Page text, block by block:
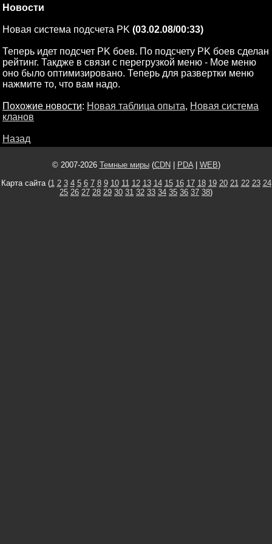
Новости
Новая система подсчета PK (03.02.08/00:33)
Теперь идет подсчет PK боев. По подсчету PK боев сделан
рейтинг. Такдже в связи с перегрузкой меню - Мое меню
оно было оптимизировано. Теперь для развертки меню
нажмите то, что вам надо.
Похожие новости: Новая таблица опыта, Новая система
кланов
Назад
© 2007-2026 Темные миры(CDN PDA| WEB)
Карта сайта (1 2 3 4 5 6 7 8 9 10 11 12 13 14 15 16 17 18 19 20 21 22 23 24
25 26 27 28 29 30 31 32 33 34 35 36 37 38)